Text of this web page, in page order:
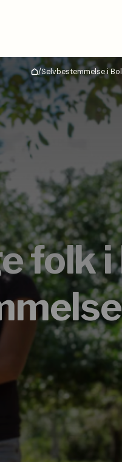
Hjem/Selvbestemmelse i
folk